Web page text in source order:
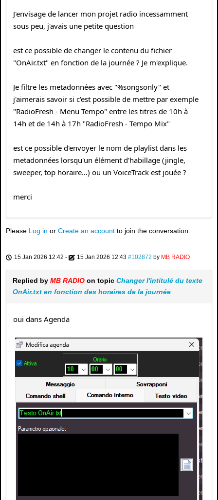
J'envisage de lancer mon projet radio incessamment
sous peu, j'avais une petite question
est ce possible de changer le contenu du fichier
"OnAir.txt" en fonction de la journée ? Je m'explique.
Je filtre les metadonnées avec "%songsonly" et
j'aimerais savoir si c'est possible de mettre par exemple
"RadioFresh - Menu Tempo" entre les titres de 10h à
14h et de 14h à 17h "RadioFresh - Tempo Mix"
est ce possible d'envoyer le nom de playlist dans les
metadonnées lorsqu'un élément d'habillage (jingle,
sweeper, top horaire…) ou un VoiceTrack est jouée ?
merci
Please Log in or Create an account to join the conversation.
15 Jan 2026 12:42 - 15 Jan 2026 12:43 #102872 by MB RADIO
Replied by MB RADIO on topic Changer l'intitulé du texte
OnAir.txt en fonction des horaires de la journée
oui dans Agenda